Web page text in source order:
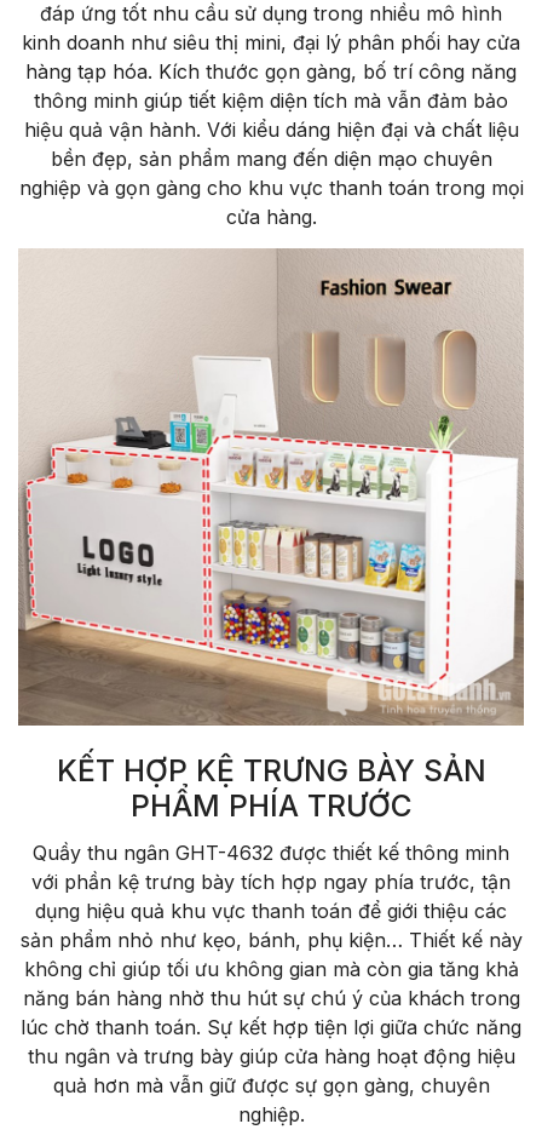
đáp ứng tốt nhu cầu sử dụng trong nhiều mô hình
kinh doanh như siêu thị mini, đại lý phân phối hay cửa
hàng tạp hóa. Kích thước gọn gàng, bố trí công năng
thông minh giúp tiết kiệm diện tích mà vẫn đảm bảo
hiệu quả vận hành. Với kiểu dáng hiện đại và chất liệu
bền đẹp, sản phẩm mang đến diện mạo chuyên
nghiệp và gọn gàng cho khu vực thanh toán trong mọi
cửa hàng.
KẾT HỢP KỆ TRƯNG BÀY SẢN
PHẨM PHÍA TRƯỚC
Quầy thu ngân GHT-4632 được thiết kế thông minh
với phần kệ trưng bày tích hợp ngay phía trước, tận
dụng hiệu quả khu vực thanh toán để giới thiệu các
sản phẩm nhỏ như kẹo, bánh, phụ kiện… Thiết kế này
không chỉ giúp tối ưu không gian mà còn gia tăng khả
năng bán hàng nhờ thu hút sự chú ý của khách trong
lúc chờ thanh toán. Sự kết hợp tiện lợi giữa chức năng
thu ngân và trưng bày giúp cửa hàng hoạt động hiệu
quả hơn mà vẫn giữ được sự gọn gàng, chuyên
nghiệp.